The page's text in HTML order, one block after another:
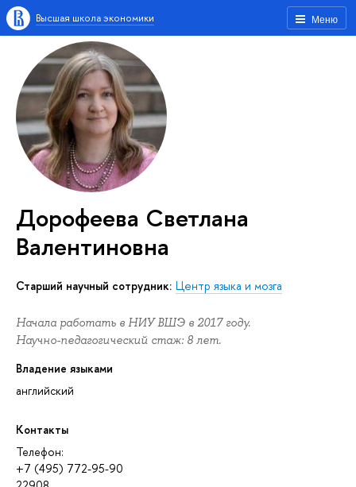
Меню
Высшая школа экономики
Дорофеева Светлана
Валентиновна
Старший научный сотрудник: Центр языка и мозга
Начала работать в НИУ ВШЭ в 2017 году.
Научно-педагогический стаж: 8 лет.
Владение языками
английский
Контакты
Телефон:
+7 (495) 772-95-90